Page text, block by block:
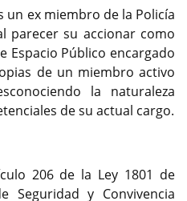
un ex miembro de la Policía
parecer su accionar como
Espacio Público encargado
de un miembro activo
la naturaleza
de su actual cargo.
206 de la Ley 1801 de
Seguridad y Convivencia